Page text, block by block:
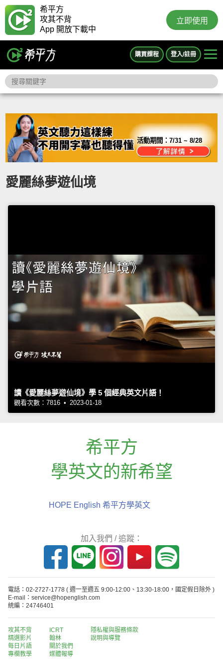
希平方
攻其不背
App 開放下載中
立即使用
購買課程 登入/註冊
活動期間：7/31 ~ 8/28
愛麗絲夢遊仙境
讀《愛麗絲夢遊仙境》學 5 個經典英文片語！
觀看次數：7816 • 2023-01-18
希平方
學英文的新希望
HOPE English 希平方學英文
加入我們 / 追蹤：
電話：02-2727-1778 ( 週一至週五 9:00-12:00、13:30-18:00，國定假日除外 )
E-mail：service@hopenglish.com
統編：24746401
攻其不背
精選影片
每日片語
專欄教學
ICRT
翰林
關於我們
媒體報導
隱私權與服務條款
說明與導覽